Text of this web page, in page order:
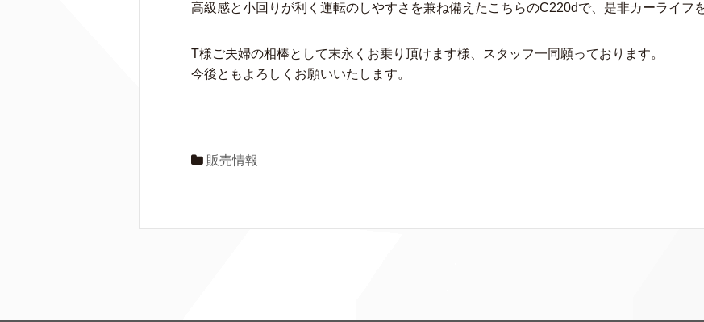
高級感と小回りが利く運転のしやすさを兼ね備えたこちらのC220dで、是非カーライフ
T様ご夫婦の相棒として末永くお乗り頂けます様、スタッフ一同願っております。
今後ともよろしくお願いいたします。
販売情報